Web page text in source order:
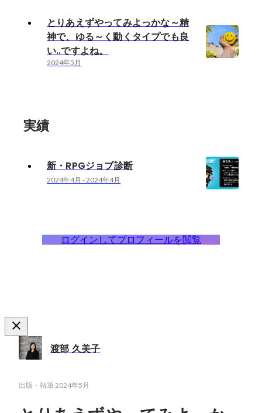
とりあえずやってみよっかな～精
神で、ゆる～く動くタイプでも良
い‥ですよね。
2024年5月
実績
新・RPGジョブ診断
2024年4月 -2024年4月
ログインしてプロフィールを閲覧
渡部 久美子
出版・執筆 2024年5月